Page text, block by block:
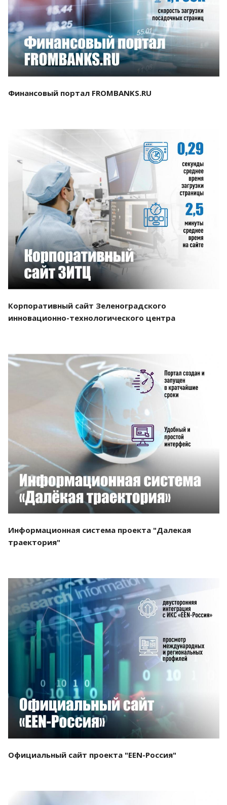
Смотреть проект
Финансовый портал FROMBANKS.RU
Смотреть проект
Корпоративный сайт Зеленоградского
инновационно-технологического центра
Смотреть проект
Информационная система проекта "Далекая
траектория"
Смотреть проект
Официальный сайт проекта "EEN-Россия"